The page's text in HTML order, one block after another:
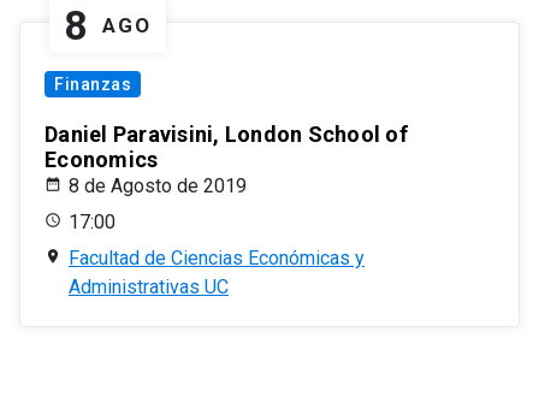
8 AGO
Finanzas
Daniel Paravisini, London School of
Economics
8 de Agosto de 2019
17:00
Facultad de Ciencias Económicas y
Administrativas UC